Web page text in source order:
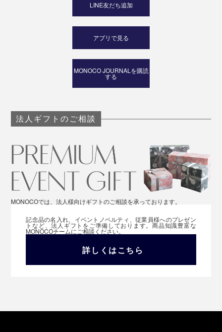
LINE友だち追加
アプリで見る
MONOCO JOURNALを購読
する
法人ギフトのご相談
MONOCOでは、法人様向けギフトのご相談を承っております。
記念品の名入れ、イベントノベルティ、従業員様へのプレゼン
トなど、法人ギフトをご準備しております。商品知識豊富な
MONOCOチームにご相談ください。
詳しくはこちら